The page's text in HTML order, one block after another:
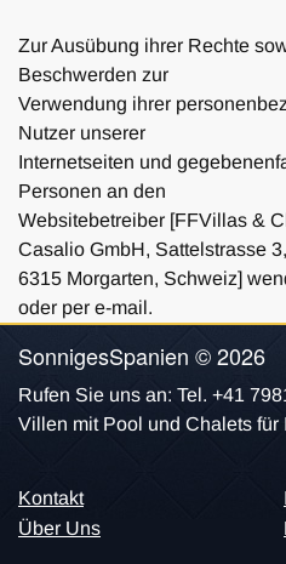
Zur Ausübung ihrer Rechte
Beschwerden zur
Verwendung ihrer
Nutzer unserer
Internetseiten und
Personen an den
Websitebetreiber [FFVillas &
Casalio GmbH, Sattelstrasse 3,
6315 Morgarten, Schweiz]
oder per e-mail.
SonnigesSpanien © 2026
Rufen Sie uns an: Tel. +41
Villen mit Pool und Chalets für
Kontakt
Über Uns